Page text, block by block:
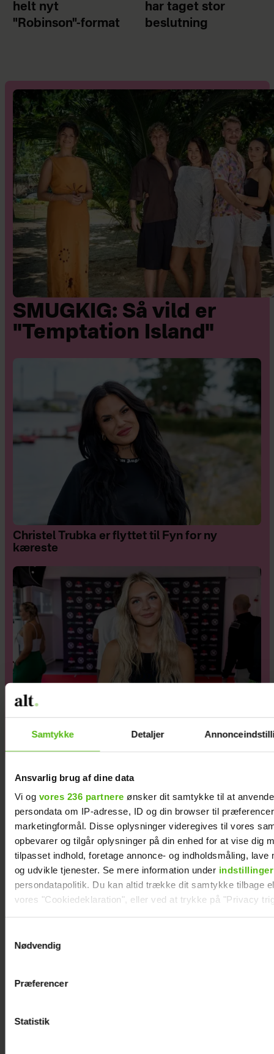
Samtykke Detaljer
Ansvarlig brug af dine data
Vi og vores 236 partnere ønsker dit samtykke til at
persondata om IP-adresse, ID og din browser til
marketingformål. Disse oplysninger videregives til vores
opbevarer og tilgår oplysninger på din enhed for at vise dig
tilpasset indhold, foretage annonce- og indholdsmåling, lave
og udvikle tjenester. Se mere information under indstillinger
persondatapolitik. Du kan altid trække dit samtykke tilbage
vores "Cookiedeklaration", eller ved at trykke på "Privacy
Vi anvender egne cookies og cookies fra tredjeparter til at
generere statistik og huske dine præferencer samt til brug
Nødvendig
Præferencer
Statistik
helt nyt
"Robinson"-format
har taget stor
beslutning
SMUGKIG: Så vild er
"Temptation Island"
Christel Trubka er flyttet til Fyn for ny
kæreste
"Et ton cash"